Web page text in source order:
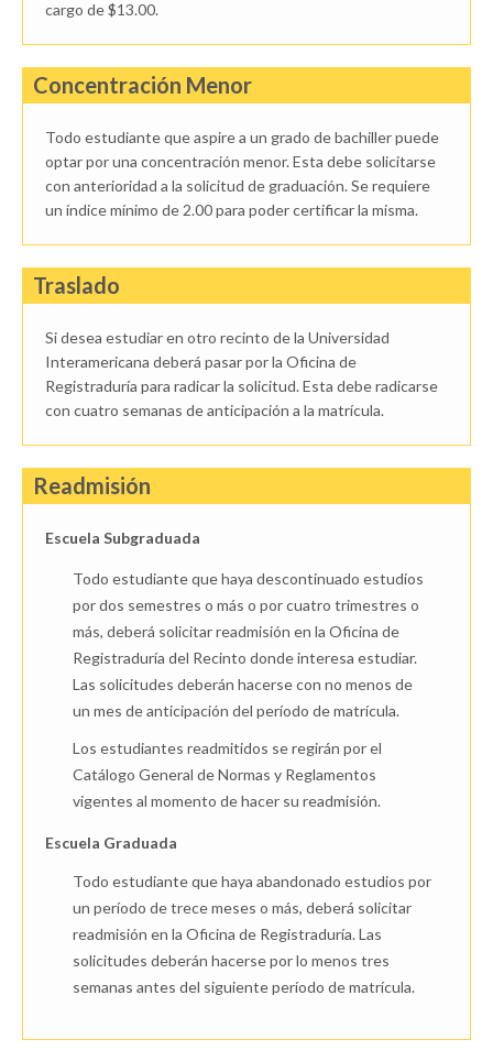
cargo de $13.00.
Concentración Menor
Todo estudiante que aspire a un grado de bachiller puede
optar por una concentración menor. Esta debe solicitarse
con anterioridad a la solicitud de graduación. Se requiere
un índice mínimo de 2.00 para poder certificar la misma.
Traslado
Si desea estudiar en otro recinto de la Universidad
Interamericana deberá pasar por la Oficina de
Registraduría para radicar la solicitud. Esta debe radicarse
con cuatro semanas de anticipación a la matrícula.
Readmisión
Escuela Subgraduada
Todo estudiante que haya descontinuado estudios
por dos semestres o más o por cuatro trimestres o
más, deberá solicitar readmisión en la Oficina de
Registraduría del Recinto donde interesa estudiar.
Las solicitudes deberán hacerse con no menos de
un mes de anticipación del período de matrícula.
Los estudiantes readmitidos se regirán por el
Catálogo General de Normas y Reglamentos
vigentes al momento de hacer su readmisión.
Escuela Graduada
Todo estudiante que haya abandonado estudios por
un período de trece meses o más, deberá solicitar
readmisión en la Oficina de Registraduría. Las
solicitudes deberán hacerse por lo menos tres
semanas antes del siguiente período de matrícula.